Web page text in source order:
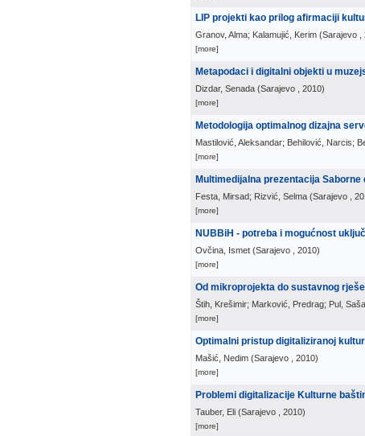
LIP projekti kao prilog afirmaciji
Granov, Alma; Kalamujić, Kerim (Sarajevo
[more]
Metapodaci i digitalni objekti u
Dizdar, Senada (Sarajevo , 2010)
[more]
Metodologija optimalnog dizajna
Mastilović, Aleksandar; Behilović, Narcis;
[more]
Multimedijalna prezentacija
Festa, Mirsad; Rizvić, Selma (Sarajevo ,
[more]
NUBBiH - potreba i mogućnost
Ovčina, Ismet (Sarajevo , 2010)
[more]
Od mikroprojekta do sustavnog
Štih, Krešimir; Marković, Predrag; Pul,
[more]
Optimalni pristup digitaliziranoj
Mašić, Nedim (Sarajevo , 2010)
[more]
Problemi digitalizacije Kulturne
Tauber, Eli (Sarajevo , 2010)
[more]